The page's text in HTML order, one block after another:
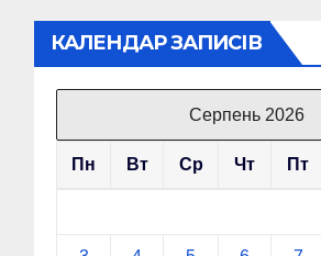
КАЛЕНДАР ЗАПИСІВ
Серпень 2026
Пн Вт Ср Чт Пт